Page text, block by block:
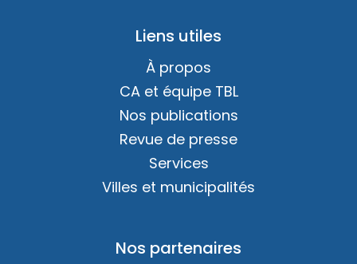
Liens utiles
À propos
CA et équipe TBL
Nos publications
Revue de presse
Services
Villes et municipalités
Nos partenaires